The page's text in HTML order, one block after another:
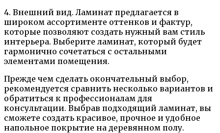
4. Внешний вид. Ламинат предлагается в
широком ассортименте оттенков и фактур,
которые позволяют создать нужный вам стиль
интерьера. Выберите ламинат, который будет
гармонично сочетаться с остальными
элементами помещения.
Прежде чем сделать окончательный выбор,
рекомендуется сравнить несколько вариантов и
обратиться к профессионалам для
консультации. Выбрав подходящий ламинат, вы
сможете создать красивое, прочное и удобное
напольное покрытие на деревянном полу.